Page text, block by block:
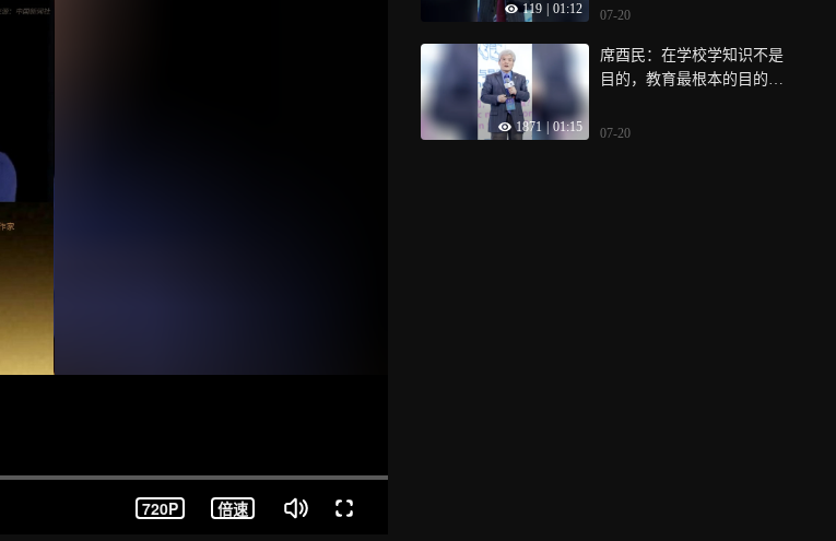
720P 倍速
119 01:12 07-20
1871 01:15
席酉民：在学校学知识不是
目的，教育最根本的目的是
07-20